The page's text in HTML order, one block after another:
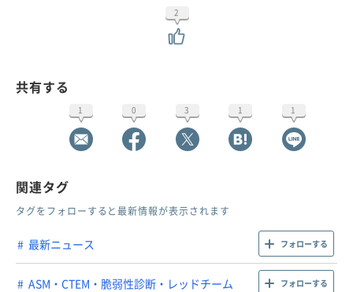
2
共有する
1 0 3 1 1
関連タグ
タグをフォローすると最新情報が表示されます
最新ニュース フォローする
ASM・CTEM・脆弱性診断・レッドチーム フォローする